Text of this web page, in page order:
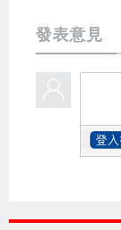
發表意見